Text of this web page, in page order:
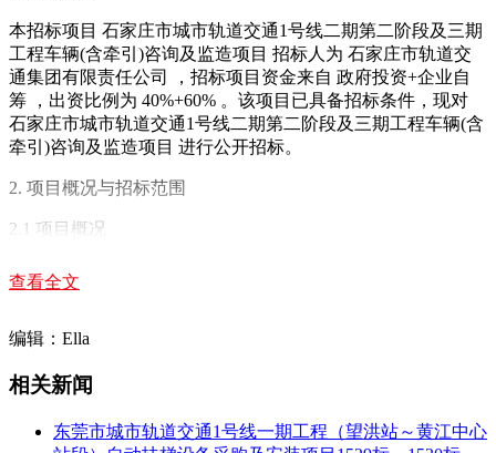
本招标项目 石家庄市城市轨道交通1号线二期第二阶段及三期
工程车辆(含牵引)咨询及监造项目 招标人为 石家庄市轨道交
通集团有限责任公司 ，招标项目资金来自 政府投资+企业自
筹 ，出资比例为 40%+60% 。该项目已具备招标条件，现对
石家庄市城市轨道交通1号线二期第二阶段及三期工程车辆(含
牵引)咨询及监造项目 进行公开招标。
2. 项目概况与招标范围
2.1 项目概况
石家庄市轨道交通1号线是线网中的东西向骨干线，线路西起
鹿泉区上庄镇，北至正定南牛镇，全长40km，共设车站30
于2017年6月26日建成通车试运营;二期工程向北延伸至东洋，
试运营，第二阶段福泽站(不含)至南牛停车场;三期工程向西延
查看全文
编辑：Ella
相关新闻
东莞市城市轨道交通1号线一期工程（望洪站～黄江中心